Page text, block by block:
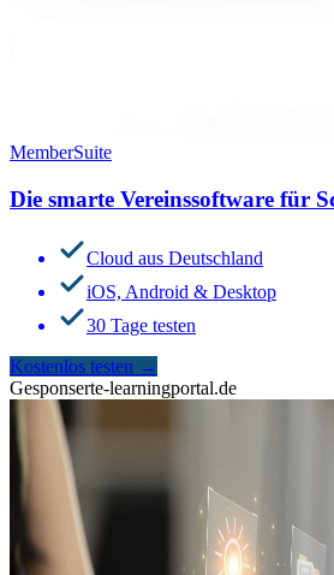
MemberSuite
Die smarte Vereinssoftware für
Cloud aus Deutschland
iOS, Android & Desktop
30 Tage testen
Kostenlos testen →
Gesponserte-learningportal.de